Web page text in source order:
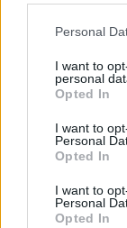
Please note
not limited to
grant or deny
use your data
consent section.
Personal
I want to
personal
Opted In
I want to
Personal
Opted In
I want to
Personal
Opted In
Κάντεlikeστη